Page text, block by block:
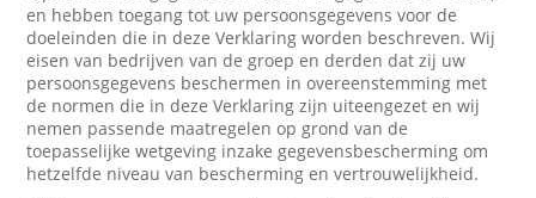
en hebben toegang tot uw persoonsgegevens voor de
doeleinden die in deze Verklaring worden beschreven. Wij
eisen van bedrijven van de groep en derden dat zij uw
persoonsgegevens beschermen in overeenstemming met
de normen die in deze Verklaring zijn uiteengezet en wij
nemen passende maatregelen op grond van de
toepasselijke wetgeving inzake gegevensbescherming om
hetzelfde niveau van bescherming en vertrouwelijkheid.